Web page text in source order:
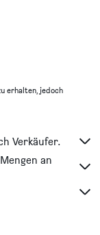
erhalten, jedoch
Verkäufer.
an